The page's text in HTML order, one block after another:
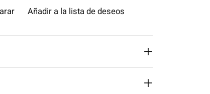
Añadir a la lista de deseos